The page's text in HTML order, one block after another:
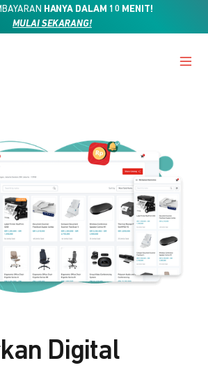
HANYA DALAM 10 MENIT!
MULAI SEKARANG!
Digital